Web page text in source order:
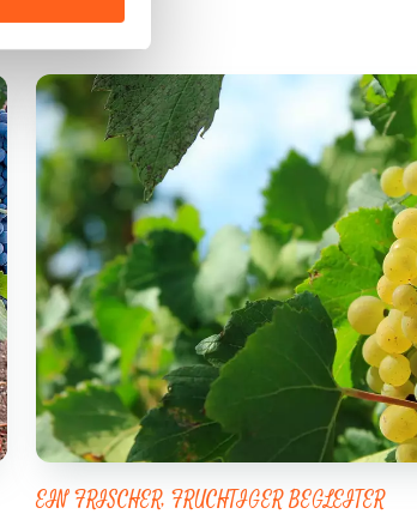
EIN FRISCHER, FRUCHTIGER BEGLEITER